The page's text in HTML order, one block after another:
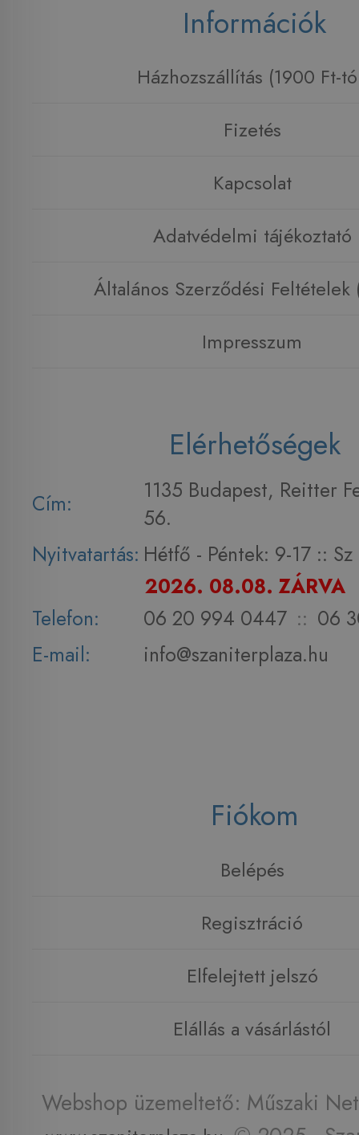
Információk
Házhozszállítás (1900 Ft-
Fizetés
Kapcsolat
Adatvédelmi tájékoztató
Általános Szerződési Feltételek
Impresszum
Elérhetőségek
Cím:
1135 Budapest, Reitter
56.
Nyitvatartás: Hétfő - Péntek: 9-17 :: Sz
2026. 08.08. ZÁRVA
Telefon:
06 20 994 0447 :: 06
E-mail:
info@szaniterplaza.hu
Fiókom
Belépés
Regisztráció
Elfelejtett jelszó
Elállás a vásárlástól
Webshop üzemeltető: Műszaki